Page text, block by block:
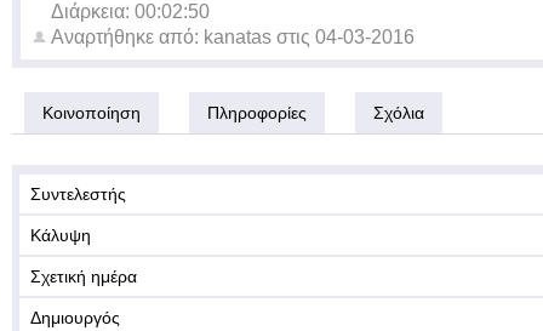
Διάρκεια: 00:02:50
Αναρτήθηκε από: kanatas στις 04-03-2016
Κοινοποίηση Πληροφορίες Σχόλια
Συντελεστής
Κάλυψη
Σχετική ημέρα
Δημιουργός